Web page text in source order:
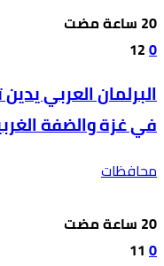
0
12
البرلمان العربي
في غزة والضفة
محافظات
0
11